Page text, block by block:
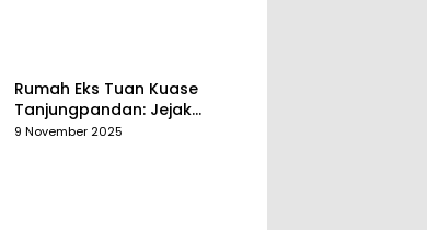
Rumah Eks Tuan Kuase
Tanjungpandan: Jejak
Penguasa, Jejak Kenangan
9 November 2025